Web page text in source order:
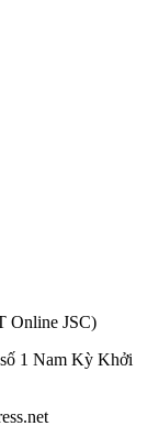
Online JSC)
1 Nam Kỳ Khởi